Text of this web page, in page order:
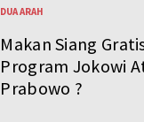
DUA ARAH
Makan Siang
Program Jokowi
Prabowo ?